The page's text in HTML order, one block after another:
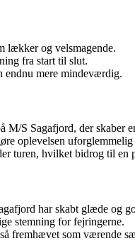
lækker og velsmagende.
fra start til slut.
endnu mere mindeværdig.
S Sagafjord, der skaber
oplevelsen
turen, hvilket bidrog til en
har skabt glæde og
stemning for fejringerne.
fremhævet som værende